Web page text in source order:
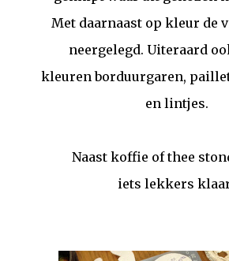
Met daarnaast op kleur de
neergelegd. Uiteraard
kleuren borduurgaren,
en lintjes.
Naast koffie of thee
iets lekkers